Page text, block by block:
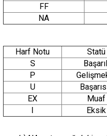
FF
NA
Harf Notu
Statü
S
P
U
EX
Muaf
I
Eksik